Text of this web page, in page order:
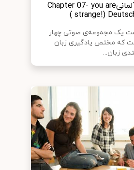
آموزش آلمانیChapter 07- you are
strange!)
یک مجموعه‌ی صوتی چهار
که مختص یادگیری زبان
زبان...